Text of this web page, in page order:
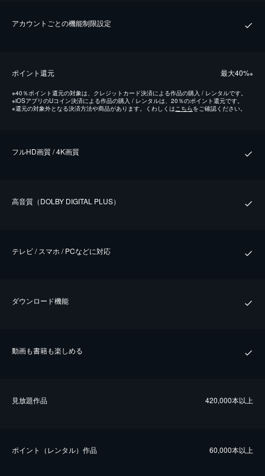
アカウントごとの機能制限設定
ポイント還元 最⼤40%※
※40％ポイント還元の対象は、クレジットカード決済による作品の購入 / レンタルです。
※iOSアプリのUコイン決済による作品の購入 / レンタルは、20％のポイント還元です。
※還元の対象外となる決済方法や商品があります。くわしくはこちらをご確認ください。
フルHD画質 / 4K画質
⾼⾳質（DOLBY DIGITAL PLUS）
テレビ / スマホ / PCなどに対応
ダウンロード機能
動画も書籍も楽しめる
⾒放題作品 420,000本以上
ポイント（レンタル）作品 60,000本以上